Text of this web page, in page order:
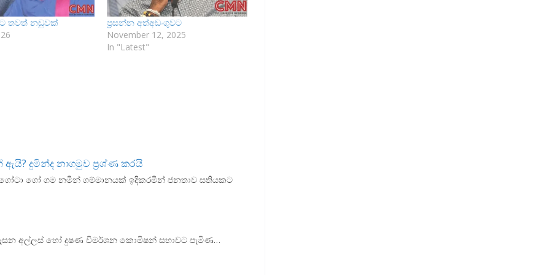
තවත් නඩුවක්
ප්‍රසන්න අත්අඩංගුවට
November 12, 2025
In "Latest"
දුමින්ද නාගමුව ප්‍රශ්ණ කරයි
ගෝ ගම නමින් ගම්මානයක් ඉදිකරමින් ජනතාව සතියකට
අල්ලස් හෝ දුෂණ විමර්ශන කොමිෂන් සභාවට පැමිණ…